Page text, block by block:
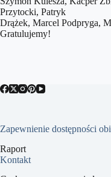
Przytocki, Patryk
Drążek, Marcel Podpryga,
Gratulujemy!
Zapewnienie dostępności
Raport
Kontakt